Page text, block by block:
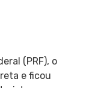
(PRF), o
e ficou